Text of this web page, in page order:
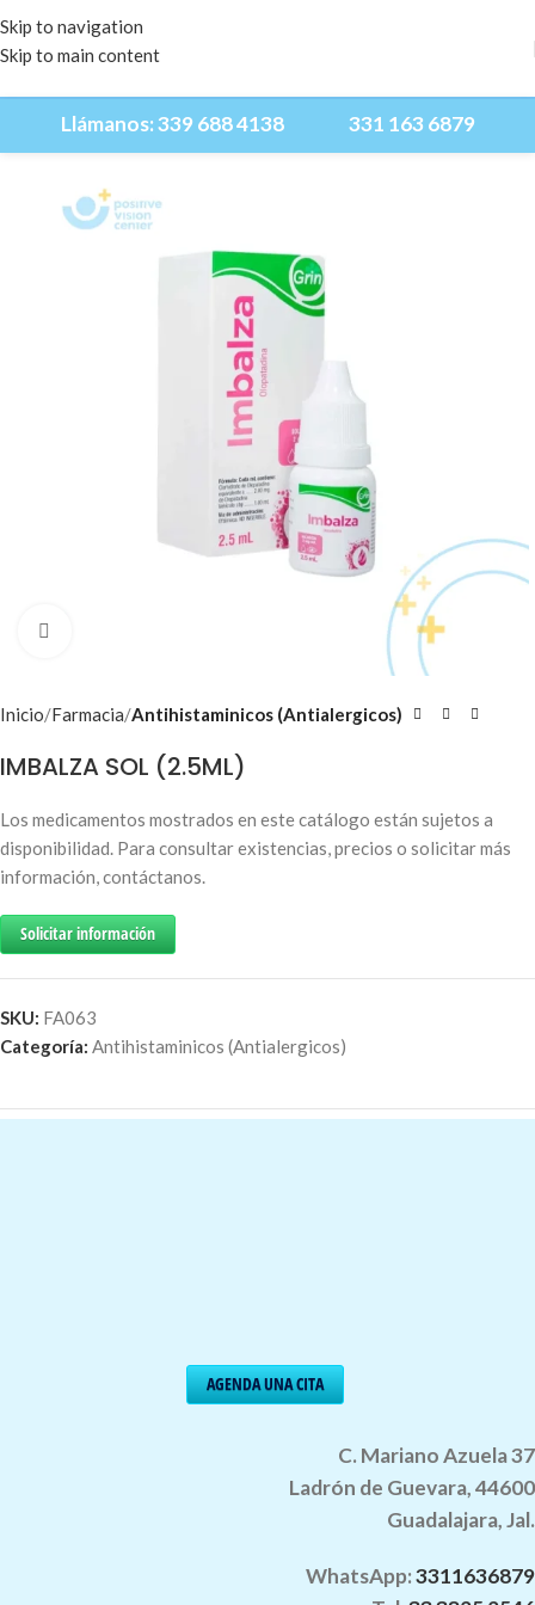
Skip to navigation
Skip to main content
Llámanos:339 688 4138 331 163 6879
Inicio/Farmacia/Antihistaminicos (Antialergicos)
IMBALZA SOL (2.5ML)
Los medicamentos mostrados en este catálogo están sujetos a
disponibilidad. Para consultar existencias, precios o solicitar más
información, contáctanos.
Solicitar información
SKU: FA063
Categoría: Antihistaminicos (Antialergicos)
AGENDA UNA CITA
C. Mariano Azuela 37
Ladrón de Guevara, 44600
Guadalajara, Jal.
WhatsApp:3311636879